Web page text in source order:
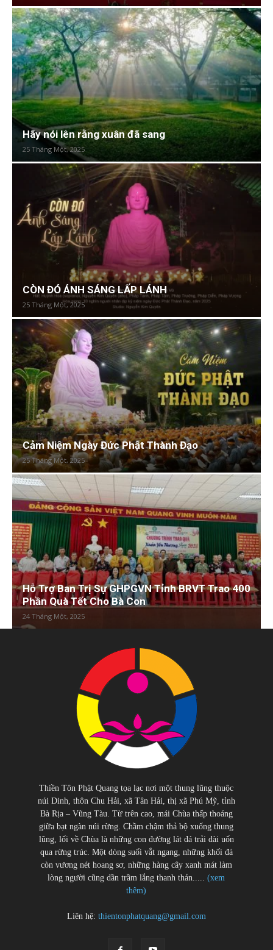
Hãy nói lên rằng xuân đã sang
25 Tháng Một, 2025
CÒN ĐÓ ÁNH SÁNG LẤP LÁNH
25 Tháng Một, 2025
Cảm Niệm Ngày Đức Phật Thành Đạo
25 Tháng Một, 2025
Hỗ Trợ Ban Trị Sự GHPGVN Tỉnh BRVT Trao 400
Phần Quà Tết Cho Bà Con
24 Tháng Một, 2025
Thiền Tôn Phật Quang tọa lạc nơi một thung lũng thuộc
núi Dinh, thôn Chu Hải, xã Tân Hải, thị xã Phú Mỹ, tỉnh
Bà Rịa – Vũng Tàu. Từ trên cao, mái Chùa thấp thoáng
giữa bạt ngàn núi rừng. Chầm chậm thả bộ xuống thung
lũng, lối về Chùa là những con đường lát đá trải dài uốn
qua rừng trúc. Một dòng suối vắt ngang, những khối đá
còn vương nét hoang sơ, những hàng cây xanh mát làm
lòng người cũng dần trầm lắng thanh thản.....(xem
thêm)
Liên hệ: thientonphatquang@gmail.com